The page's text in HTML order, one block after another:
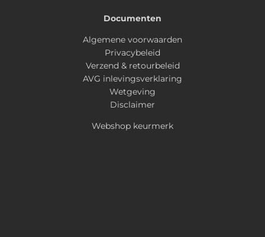
Documenten
Algemene voorwaarden
Privacybeleid
Verzend & retourbeleid
AVG inlevingsverklaring
Wetgeving
Disclaimer
Webshop keurmerk